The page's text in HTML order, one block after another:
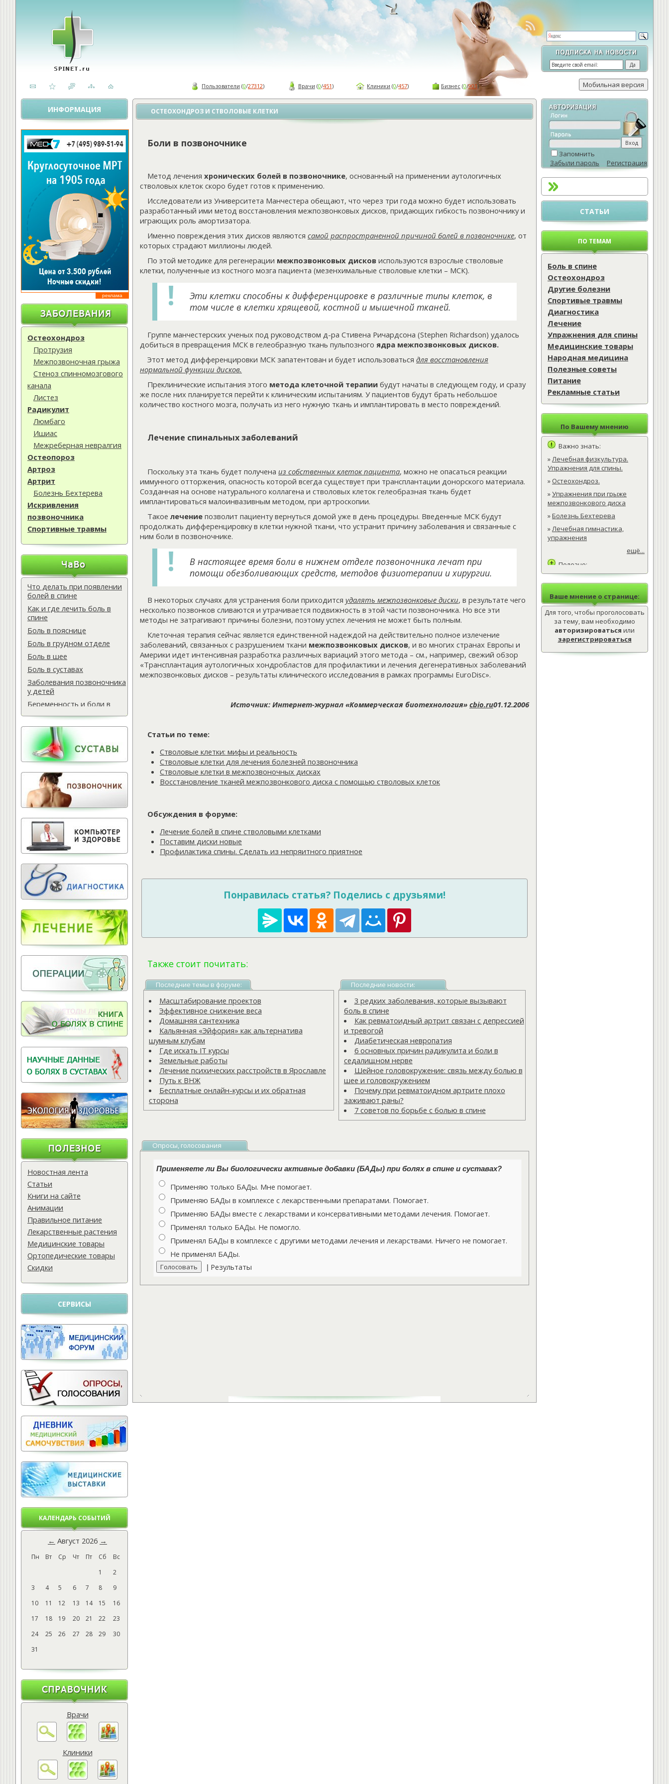
Пользователи (0/27312) Врачи (0/451) Клиники (0/457) Бизнес(0/901)
ИНФОРМАЦИЯ
реклама
Остеохондроз
Протрузия
Межпозвоночная грыжа
Стеноз спинномозгового
канала
Листез
Радикулит
Люмбаго
Ишиас
Межреберная невралгия
Остеопороз
Артроз
Артрит
Болезнь Бехтерева
Искривления
позвоночника
Спортивные травмы
Что делать при появлении
болей в спине
Как и где лечить боль в
спине
Боль в пояснице
Боль в грудном отделе
Боль в шее
Боль в суставах
Заболевания позвоночника
у детей
Беременность и боли в
Мази для спины
Массаж водителю
Самомассаж при
остеохондрозе
Поясничная грыжа
Обследование
позвоночника
Тактика лечения
остеохондроза
Лечение баней
Офисный фитнес
Народная медицина
Тест для позвоночника
Питание для позвоночника
Витамины для
позвоночника
Новостная лента
Статьи
Книги на сайте
Анимации
Правильное питание
Лекарственные растения
Медицинские товары
Ортопедические товары
Скидки
СЕРВИСЫ
КАЛЕНДАРЬ СОБЫТИЙ
← Август 2026 →
Пн Вт Ср Чт Пт Сб
Вс
1
2
3
4 5 6 7 8
9
10
11 12 13 14 15
16
17
18 19 20 21 22
23
24
25 26 27 28 29
30
31
Врачи
Клиники
Запомнить
Забыли пароль
Регистрация
СТАТЬИ
ПО ТЕМАМ
Боль в спине
Остеохондроз
Другие болезни
Спортивые травмы
Диагностика
Лечение
Упражнения для спины
Медицинские товары
Народная медицина
Полезные советы
Питание
Рекламные статьи
По Вашему мнению
Важно знать:
»Лечебная физкультура.
Упражнения для спины.
» Остеохондроз.
»Упражнения при грыже
межпозвонкового диска
»Болезнь Бехтерева
»Лечебная гимнастика,
упражнения
ещё...
Полезно:
Лечебная физкультура.
Упражнения для спины.
»Остеохондроз.
»Упражнения при грыже
межпозвонкового диска
ещё...
Ваше мнение о странице:
Для того, чтобы проголосовать
за тему, вам необходимо
авторизироваться или
зарегистрироваться
ОСТЕОХОНДРОЗ И СТВОЛОВЫЕ КЛЕТКИ
Боли в позвоночнике
Метод лечения хронических болей в позвоночнике, основанный на применении аутологичных
стволовых клеток скоро будет готов к применению.
Исследователи из Университета Манчестера обещают, что через три года можно будет использовать
разработанный ими метод восстановления межпозвонковых дисков, придающих гибкость позвоночнику и
играющих роль амортизатора.
Именно повреждения этих дисков являются самой распространенной причиной болей в позвоночнике, от
которых страдают миллионы людей.
По этой методике для регенерации межпозвонковых дисков используются взрослые стволовые
клетки, полученные из костного мозга пациента (мезенхимальные стволовые клетки – МСК).
Эти клетки способны к дифференцировке в различные типы клеток, в
том числе в клетки хрящевой, костной и мышечной тканей.
Группе манчестерских ученых под руководством д-ра Стивена Ричардсона (Stephen Richardson) удалось
добиться в превращения МСК в гелеобразную ткань пульпозного ядра межпозвонковых дисков.
Этот метод дифференцировки МСК запатентован и будет использоваться для восстановления
нормальной функции дисков.
Преклинические испытания этого метода клеточной терапии будут начаты в следующем году, и сразу
же после них планируется перейти к клиническим испытаниям. У пациентов будут брать небольшое
количество костного мозга, получать из него нужную ткань и имплантировать в место повреждений.
Лечение спинальных заболеваний
Поскольку эта ткань будет получена из собственных клеток пациента, можно не опасаться реакции
иммунного отторжения, опасность которой всегда существует при трансплантации донорского материала.
Созданная на основе натурального коллагена и стволовых клеток гелеобразная ткань будет
имплантироваться малоинвазивным методом, при артроскопии.
Такое лечение позволит пациенту вернуться домой уже в день процедуры. Введенные МСК будут
продолжать дифференцировку в клетки нужной ткани, что устранит причину заболевания и связанные с
ним боли в позвоночнике.
В настоящее время боли в нижнем отделе позвоночника лечат при
помощи обезболивающих средств, методов физиотерапии и хирургии.
В некоторых случаях для устранения боли приходится удалять межпозвонковые диски, в результате чего
несколько позвонков сливаются и утрачивается подвижность в этой части позвоночника. Но все эти
методы не затрагивают причины болезни, поэтому успех лечения не может быть полным.
Клеточная терапия сейчас является единственной надеждой на действительно полное излечение
заболеваний, связанных с разрушением ткани межпозвонковых дисков, и во многих странах Европы и
Америки идет интенсивная разработка различных вариаций этого метода – см., например, свежий обзор
«Трансплантация аутологичных хондробластов для профилактики и лечения дегенеративных заболеваний
межпозвонковых дисков – результаты клинического исследования в рамках программы EuroDisc».
Источник: Интернет-журнал «Коммерческая биотехнология» cbio.ru01.12.2006
Статьи по теме:
Стволовые клетки: мифы и реальность
Стволовые клетки для лечения болезней позвоночника
Стволовые клетки в межпозвоночных дисках
Восстановление тканей межпозвонкового диска с помощью стволовых клеток
Обсуждения в форуме:
Лечение болей в спине стволовыми клетками
Поставим диски новые
Профилактика спины. Сделать из непряитного приятное
Понравилась статья? Поделись с друзьями!
Также стоит почитать:
Последние темы в форуме:
Масштабирование проектов
Эффективное снижение веса
Домашняя сантехника
Кальянная «Эйфория» как альтернатива
шумным клубам
Где искать IT курсы
Земельные работы
Лечение психических расстройств в Ярославле
Путь к ВНЖ
Бесплатные онлайн-курсы и их обратная
сторона
Последние новости:
3 редких заболевания, которые вызывают
боль в спине
Как ревматоидный артрит связан с депрессией
и тревогой
Диабетическая невропатия
6 основных причин радикулита и боли в
седалищном нерве
Шейное головокружение: связь между болью в
шее и головокружением
Почему при ревматоидном артрите плохо
заживают раны?
7 советов по борьбе с болью в спине
Опросы, голосования
Применяете ли Вы биологически активные добавки (БАДы) при болях в спине и суставах?
Применяю только БАДы. Мне помогает.
Применяю БАДы в комплексе с лекарственными препаратами. Помогает.
Применяю БАДы вместе с лекарствами и консервативными методами лечения. Помогает.
Применял только БАДы. Не помогло.
Применял БАДы в комплексе с другими методами лечения и лекарствами. Ничего не помогает.
Не применял БАДы.
| Результаты